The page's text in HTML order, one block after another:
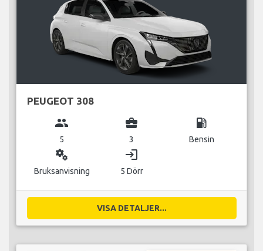
PEUGEOT 308
group
5
business_center
3
local_gas_station
Bensin
miscellaneous_services
Bruksanvisning
login
5 Dörr
VISA DETALJER...